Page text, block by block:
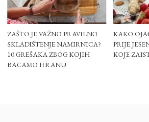
ZAŠTO JE VAŽNO PRAVILNO
SKLADIŠTENJE NAMIRNICA?
10 GREŠAKA ZBOG KOJIH
BACAMO HRANU
KAKO
PRIJE
KOJE